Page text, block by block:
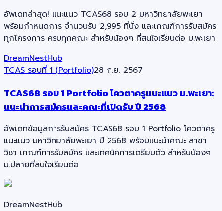
อัพเดทล่าสุด! แนะแนว TCAS68 รอบ 2 มหาวิทยาลัยพะเยา
พร้อมกำหนดการ จำนวนรับ 2,995 ที่นั่ง และเกณฑ์การรับสมัคร
ทุกโครงการ ครบทุกคณะ สำหรับน้องๆ ที่สนใจเรียนต่อ ม.พะเยา
DreamNestHub
TCAS รอบที่ 1 (Portfolio)28 ก.ย. 2567
TCAS68 รอบ 1 Portfolio โควตาครูแนะแนว ม.พะเยา:
แนะนำการสมัครและคณะที่เปิดรับ ปี 2568
อัพเดทข้อมูลการรับสมัคร TCAS68 รอบ 1 Portfolio โควตาครู
แนะแนว มหาวิทยาลัยพะเยา ปี 2568 พร้อมแนะนำคณะ สาขา
วิชา เกณฑ์การรับสมัคร และเทคนิคการเตรียมตัว สำหรับน้องๆ
ม.ปลายที่สนใจเรียนต่อ
DreamNestHub